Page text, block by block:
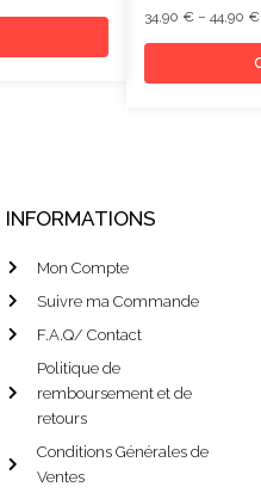
34,90 € – 44,90 €
INFORMATIONS
Mon Compte
Suivre ma Commande
F.A.Q/ Contact
Politique de
remboursement et de
retours
Conditions Générales de
Ventes